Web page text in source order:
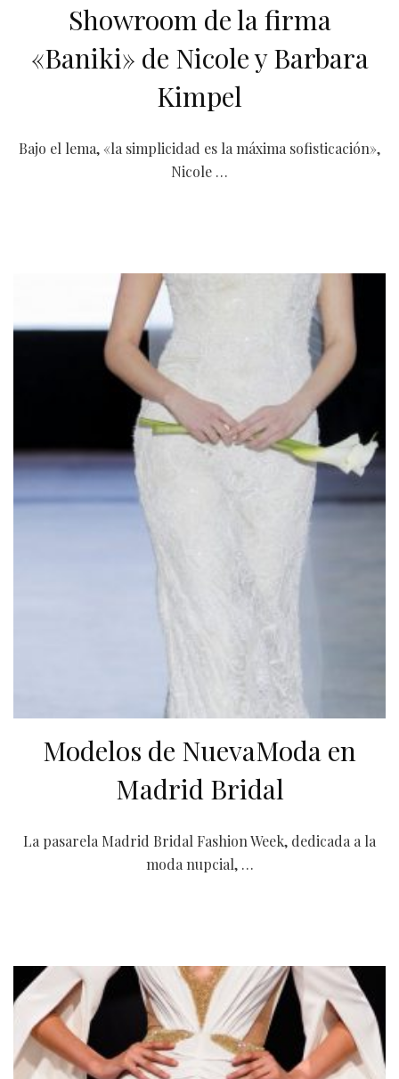
Showroom de la firma
«Baniki» de Nicole y Barbara
Kimpel
Bajo el lema, «la simplicidad es la máxima sofisticación»,
Nicole …
Modelos de NuevaModa en
Madrid Bridal
La pasarela Madrid Bridal Fashion Week, dedicada a la
moda nupcial, …